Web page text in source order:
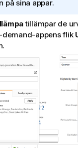
på sina appar.
tillämpar de
demand-appens flik